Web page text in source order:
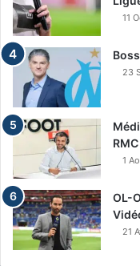
11
23
1
OL-
21